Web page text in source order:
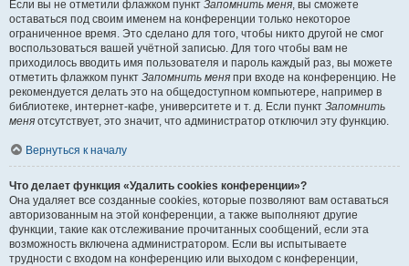
Если вы не отметили флажком пункт Запомнить меня, вы сможете
оставаться под своим именем на конференции только некоторое
ограниченное время. Это сделано для того, чтобы никто другой не смог
воспользоваться вашей учётной записью. Для того чтобы вам не
приходилось вводить имя пользователя и пароль каждый раз, вы можете
отметить флажком пункт Запомнить меня при входе на конференцию. Не
рекомендуется делать это на общедоступном компьютере, например в
библиотеке, интернет-кафе, университете и т. д. Если пункт Запомнить
меня отсутствует, это значит, что администратор отключил эту функцию.
Вернуться к началу
Что делает функция «Удалить cookies конференции»?
Она удаляет все созданные cookies, которые позволяют вам оставаться
авторизованным на этой конференции, а также выполняют другие
функции, такие как отслеживание прочитанных сообщений, если эта
возможность включена администратором. Если вы испытываете
трудности с входом на конференцию или выходом с конференции,